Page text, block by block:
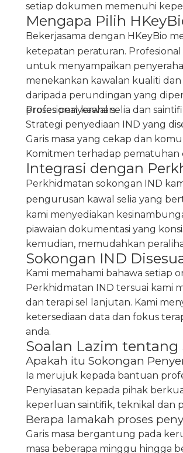
setiap dokumen memenuhi
Mengapa Pilih
Bekerjasama dengan HKeyBio
ketepatan peraturan.
untuk menyampaikan
menekankan kawalan kualiti
daripada perundingan yang
proses penyerahan.
Profesional kawal selia dan
Strategi penyediaan IND yang
Garis masa yang cekap dan
Komitmen terhadap pematuhan
Integrasi dengan
Perkhidmatan sokongan IND
pengurusan kawal selia yang
kami menyediakan
piawaian dokumentasi yang
kemudian, memudahkan
Sokongan IND
Kami memahami bahawa setiap
Perkhidmatan IND tersuai kami
dan terapi sel lanjutan. Kami
ketersediaan data dan fokus
anda.
Soalan Lazim tentang
Apakah itu Sokongan
Ia merujuk kepada bantuan
Penyiasatan kepada pihak
keperluan saintifik, teknikal dan
Berapa lamakah proses
Garis masa bergantung pada
masa beberapa minggu hingga